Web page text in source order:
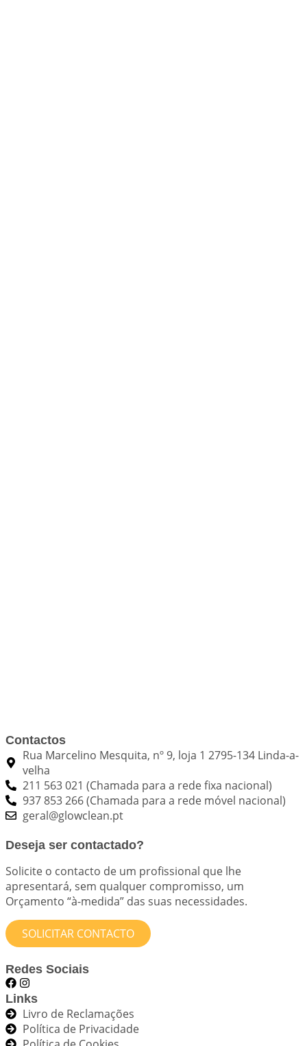
Contactos
Rua Marcelino Mesquita, nº 9, loja 1 2795-134 Linda-a-
velha
211 563 021 (Chamada para a rede fixa nacional)
937 853 266 (Chamada para a rede móvel nacional)
geral@glowclean.pt
Deseja ser contactado?
Solicite o contacto de um profissional que lhe
apresentará, sem qualquer compromisso, um
Orçamento “à-medida” das suas necessidades.
SOLICITAR CONTACTO
Redes Sociais
Links
Livro de Reclamações
Política de Privacidade